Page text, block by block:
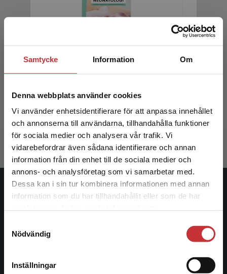
Samtycke Information Om
Denna webbplats använder cookies
Vi använder enhetsidentifierare för att anpassa innehållet
och annonserna till användarna, tillhandahålla funktioner
för sociala medier och analysera vår trafik. Vi
vidarebefordrar även sådana identifierare och annan
information från din enhet till de sociala medier och
annons- och analysföretag som vi samarbetar med.
Dessa kan i sin tur kombinera informationen med annan
information som du har tillhandahållit eller som de har
Nödvändig
Inställningar
Begränsad fraktregion
Det verkar som att du besöker
studentlitteratur.se via en enhet utanför Sverige.
Vi erbjuder inte leveranser utanför Sverige. För
att kunna slutföra ett köp måste
Neonatologi
Ådén, Ulrika m.fl. (red.)
811 krinkl. moms
Exkl. moms: 765 kr
516 kr
Studentlitteratur
ledande utbildningsförlag. Med läromedel, kurslitteratur,
facklitteratur, utbildningar och digitala
längs hela kunskapsresan.